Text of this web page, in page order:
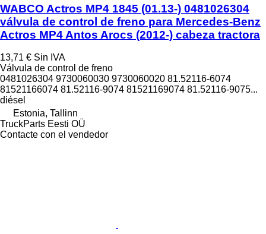
WABCO Actros MP4 1845 (01.13-) 0481026304
válvula de control de freno para Mercedes-Benz
Actros MP4 Antos Arocs (2012-) cabeza tractora
13,71 € Sin IVA
Válvula de control de freno
0481026304 9730060030 9730060020 81.52116-6074
81521166074 81.52116-9074 81521169074 81.52116-9075...
diésel
Estonia, Tallinn
TruckParts Eesti OÜ
Contacte con el vendedor